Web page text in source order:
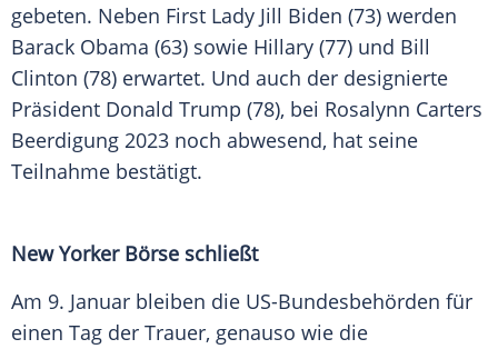
gebeten. Neben First Lady Jill Biden (73) werden
Barack Obama (63) sowie Hillary (77) und Bill
Clinton (78) erwartet. Und auch der designierte
Präsident Donald Trump (78), bei Rosalynn Carters
Beerdigung 2023 noch abwesend, hat seine
Teilnahme bestätigt.
New Yorker Börse schließt
Am 9. Januar bleiben die US-Bundesbehörden für
einen Tag der Trauer, genauso wie die